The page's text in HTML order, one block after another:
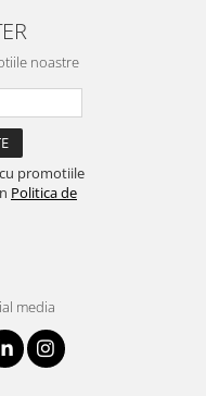
noastre
promotiile
Politica de
media